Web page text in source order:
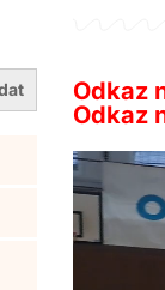
Odkaz
Odkaz